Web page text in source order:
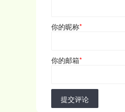
你的昵称*
你的邮箱*
提交评论